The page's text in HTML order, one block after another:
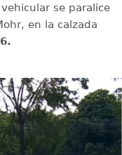
se paralice
en la calzada